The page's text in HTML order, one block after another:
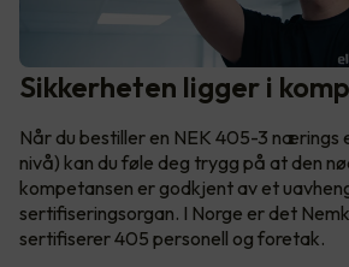
Sikkerheten ligger i
Når du bestiller en NEK 405-3
nivå) kan du føle deg trygg på at den
kompetansen er godkjent av et
sertifiseringsorgan. I Norge er det
sertifiserer 405 personell og foretak.